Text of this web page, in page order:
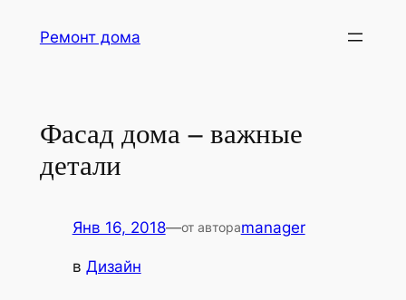
Ремонт дома
Фасад дома – важные
детали
Янв 16, 2018—от автораmanager
в Дизайн